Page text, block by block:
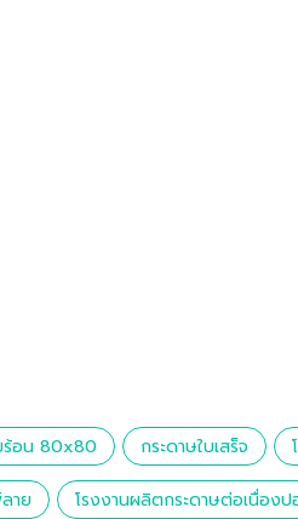
ร้อน 80x80 กระดาษใบเสร็จ
าย โรงงานผลิตกระดาษต่อเนื่อง